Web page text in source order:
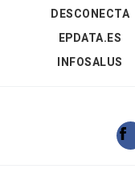
DESCONECTA
EPDATA.ES
INFOSALUS